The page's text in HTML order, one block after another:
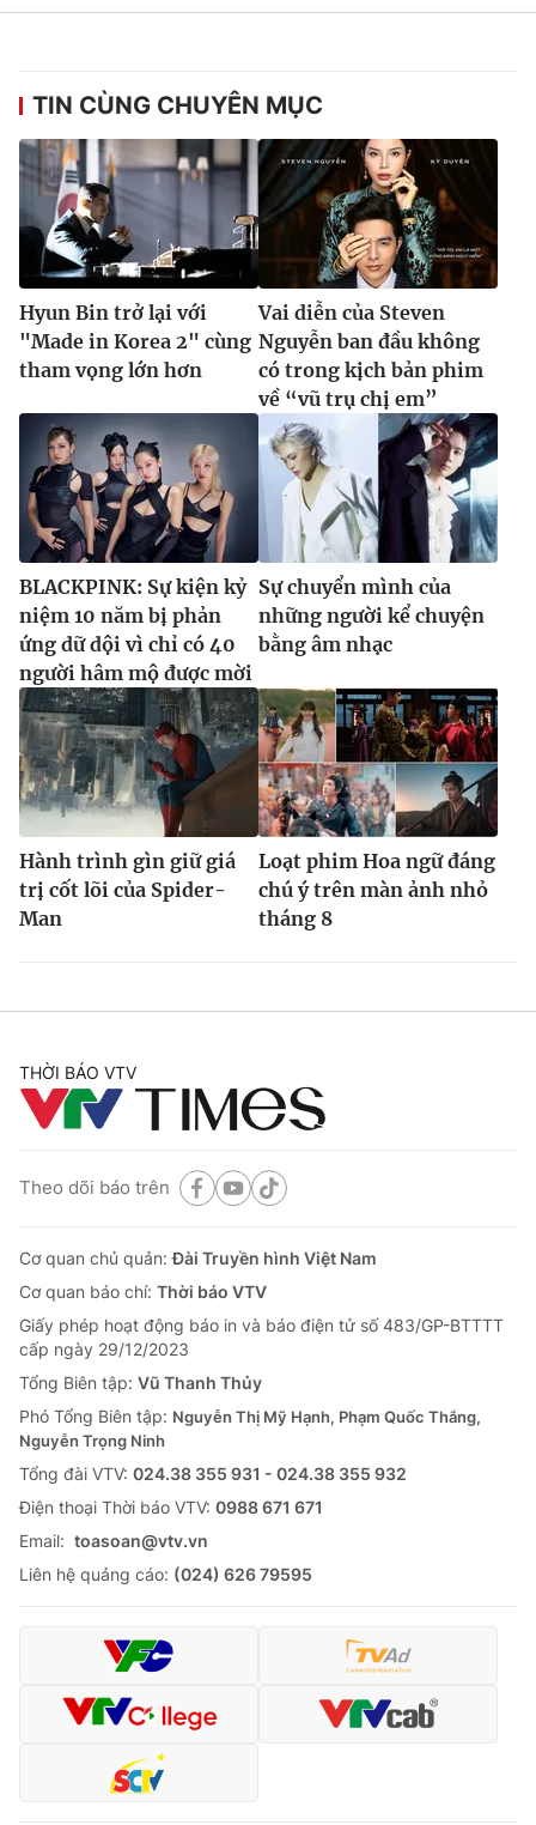
TIN CÙNG CHUYÊN MỤC
Hyun Bin trở lại với
"Made in Korea 2" cùng
tham vọng lớn hơn
Vai diễn của Steven
Nguyễn ban đầu không
có trong kịch bản phim
về “vũ trụ chị em”
BLACKPINK: Sự kiện kỷ
niệm 10 năm bị phản
ứng dữ dội vì chỉ có 40
người hâm mộ được mời
Sự chuyển mình của
những người kể chuyện
bằng âm nhạc
Hành trình gìn giữ giá
trị cốt lõi của Spider-
Man
Loạt phim Hoa ngữ đáng
chú ý trên màn ảnh nhỏ
tháng 8
THỜI BÁO VTV
Theo dõi báo trên
Cơ quan chủ quản:Đài Truyền hình Việt Nam
Cơ quan báo chí: Thời báo VTV
Giấy phép hoạt động báo in và báo điện tử số 483/GP-BTTTT
cấp ngày 29/12/2023
Tổng Biên tập: Vũ Thanh Thủy
Phó Tổng Biên tập: Nguyễn Thị Mỹ Hạnh, Phạm Quốc Thắng,
Nguyễn Trọng Ninh
Tổng đài VTV: 024.38 355 931 - 024.38 355 932
Ðiện thoại Thời báo VTV: 0988 671 671
Email: toasoan@vtv.vn
Liên hệ quảng cáo: (024) 626 79595